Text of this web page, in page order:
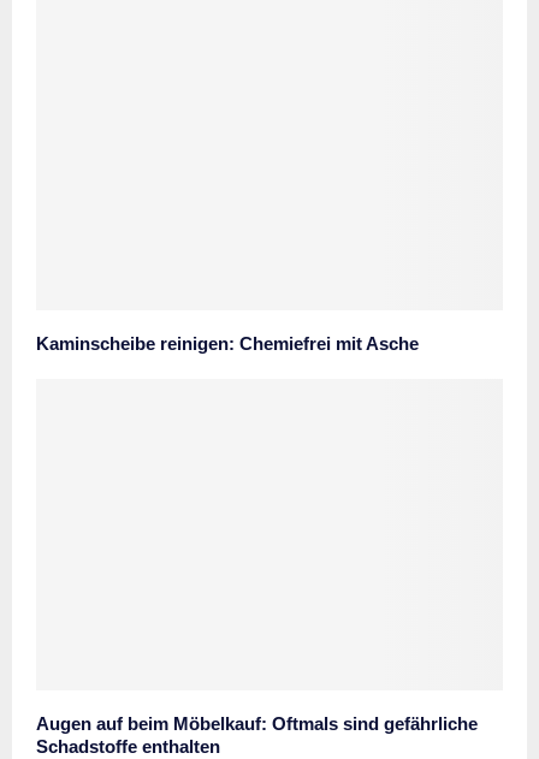
Kaminscheibe reinigen: Chemiefrei mit Asche
Augen auf beim Möbelkauf: Oftmals sind gefährliche
Schadstoffe enthalten